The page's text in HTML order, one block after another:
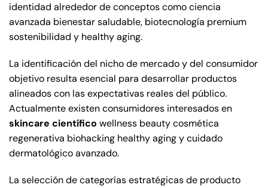
identidad alrededor de conceptos como ciencia
avanzada bienestar saludable, biotecnología premium
sostenibilidad y healthy aging.
La identificación del nicho de mercado y del consumidor
objetivo resulta esencial para desarrollar productos
alineados con las expectativas reales del público.
Actualmente existen consumidores interesados en
skincare científico wellness beauty cosmética
regenerativa biohacking healthy aging y cuidado
dermatológico avanzado.
La selección de categorías estratégicas de producto